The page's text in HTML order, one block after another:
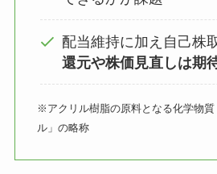
配当維持に加え自己株
還元や株価見直しは期
※アクリル樹脂の原料となる化学物質
ル」の略称